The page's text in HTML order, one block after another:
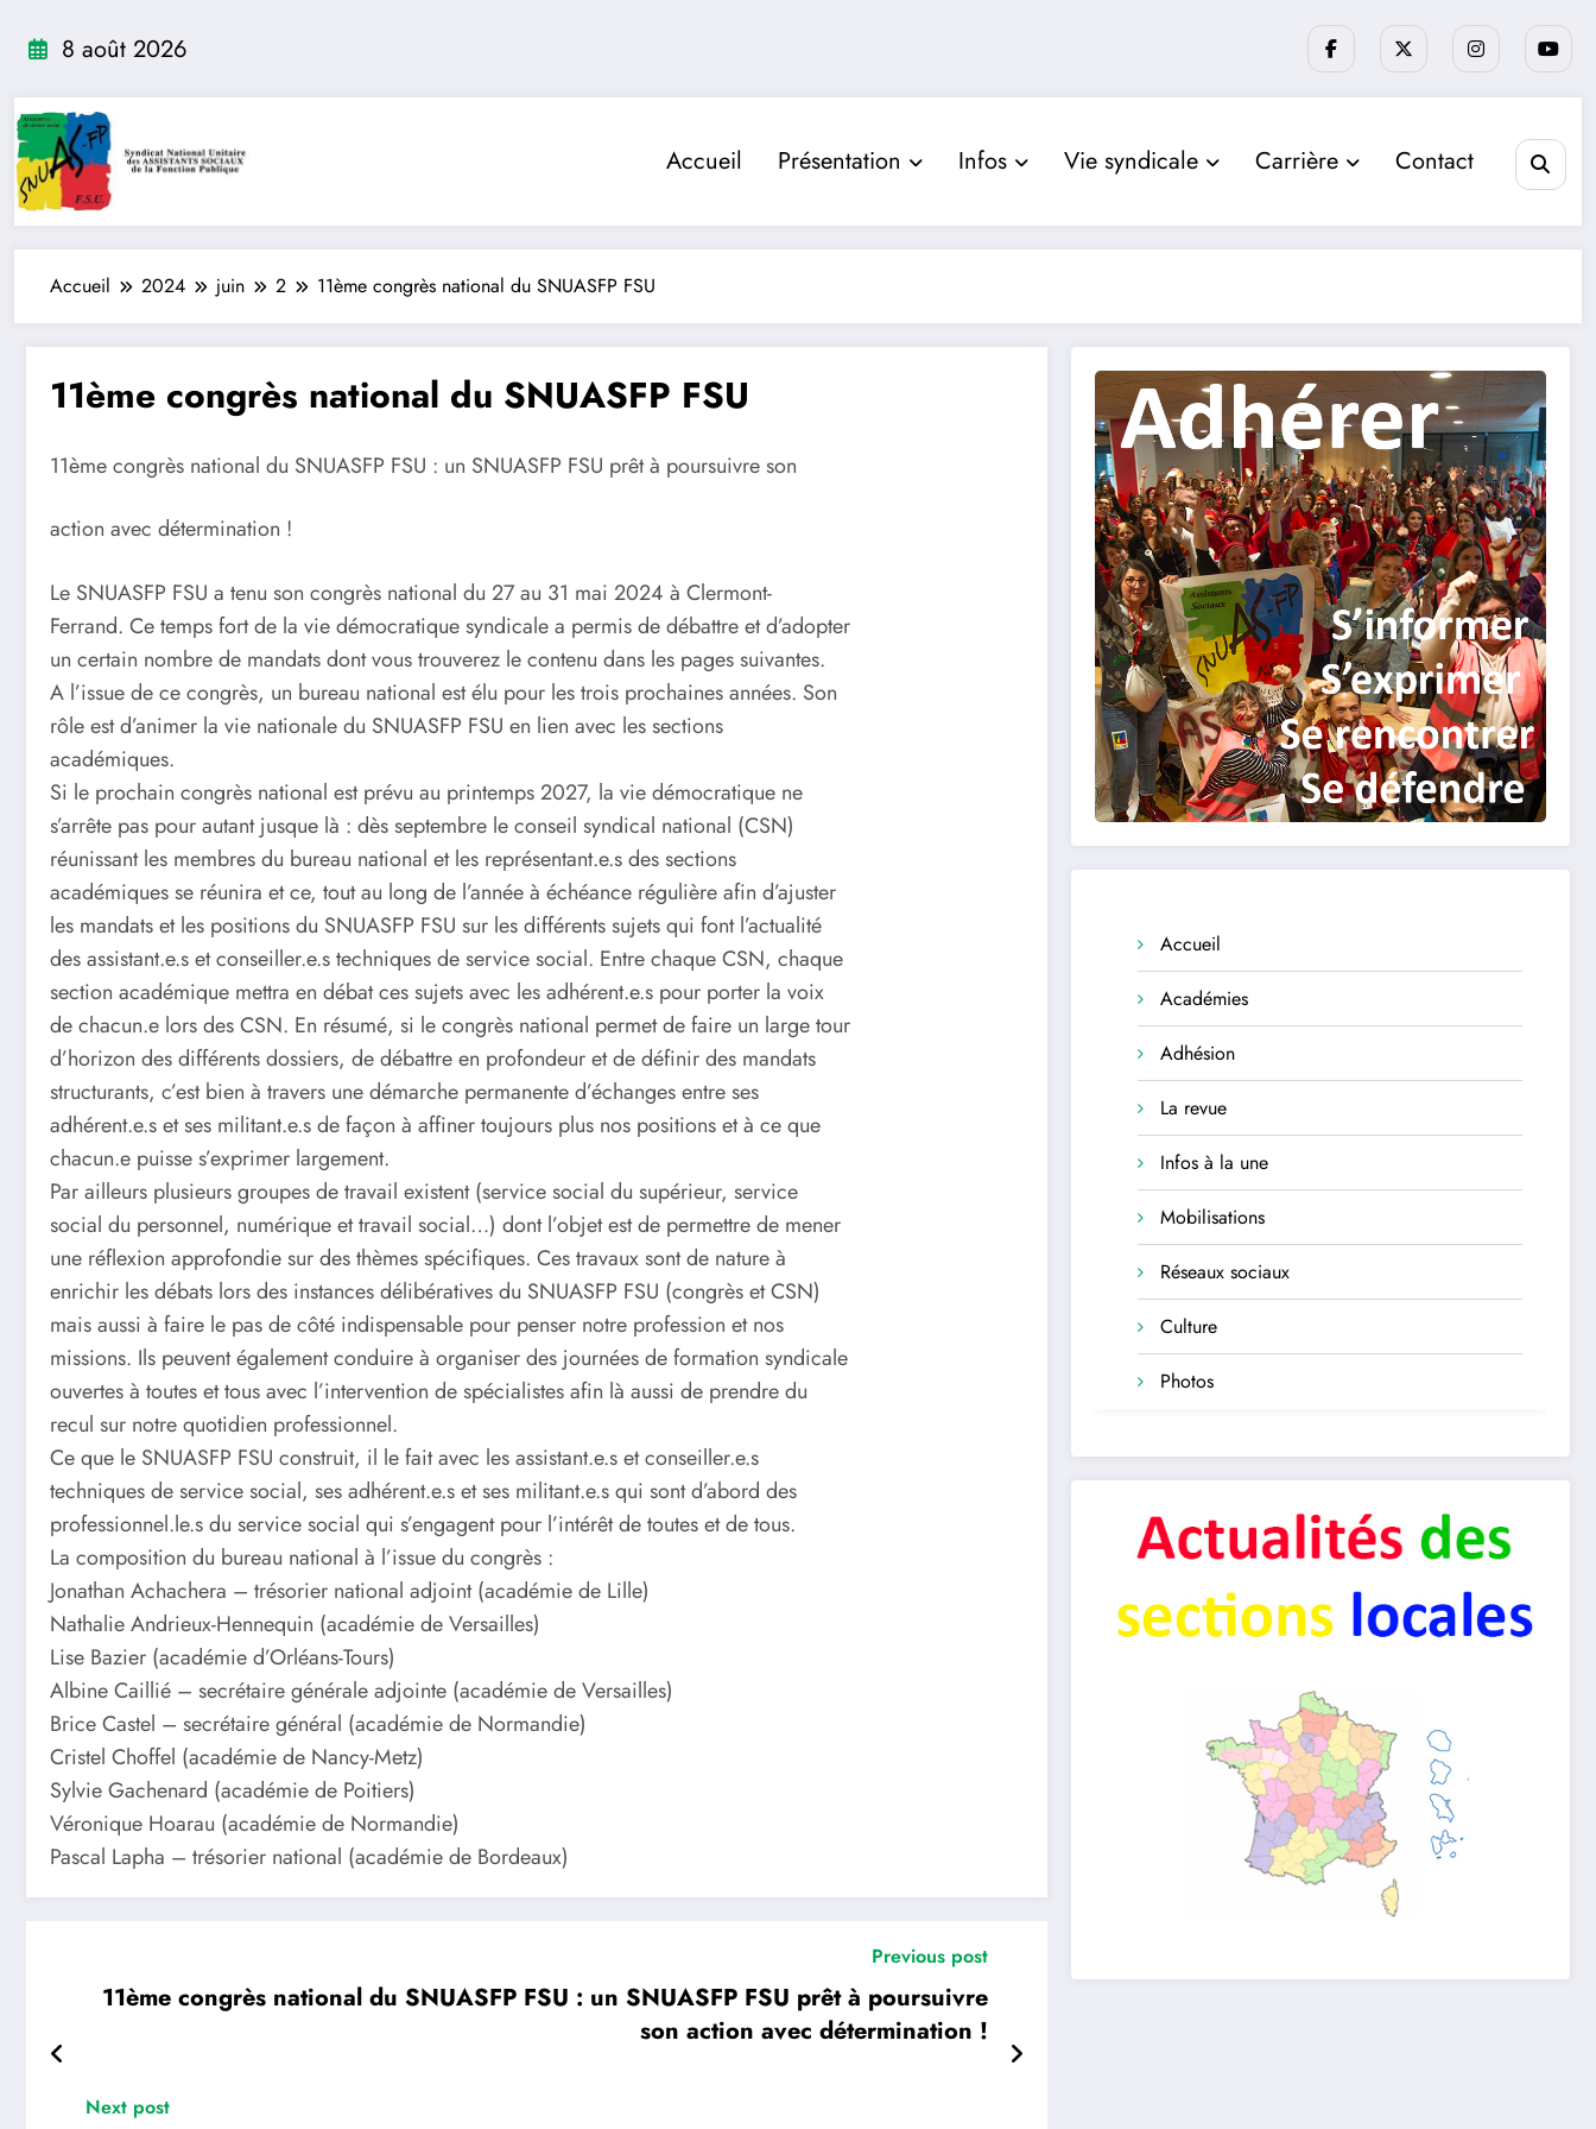
8 août 2026
Accueil Présentation Infos Vie syndicale Carrière Contact
Accueil 2024 juin 2 11ème congrès national du SNUASFP FSU
11ème congrès national du SNUASFP FSU
11ème congrès national du SNUASFP FSU : un SNUASFP FSU prêt à poursuivre son
action avec détermination !
Le SNUASFP FSU a tenu son congrès national du 27 au 31 mai 2024 à Clermont-
Ferrand. Ce temps fort de la vie démocratique syndicale a permis de débattre et d’adopter
un certain nombre de mandats dont vous trouverez le contenu dans les pages suivantes.
A l’issue de ce congrès, un bureau national est élu pour les trois prochaines années. Son
rôle est d’animer la vie nationale du SNUASFP FSU en lien avec les sections
académiques.
Si le prochain congrès national est prévu au printemps 2027, la vie démocratique ne
s’arrête pas pour autant jusque là : dès septembre le conseil syndical national (CSN)
réunissant les membres du bureau national et les représentant.e.s des sections
académiques se réunira et ce, tout au long de l’année à échéance régulière afin d’ajuster
les mandats et les positions du SNUASFP FSU sur les différents sujets qui font l’actualité
des assistant.e.s et conseiller.e.s techniques de service social. Entre chaque CSN, chaque
section académique mettra en débat ces sujets avec les adhérent.e.s pour porter la voix
de chacun.e lors des CSN. En résumé, si le congrès national permet de faire un large tour
d’horizon des différents dossiers, de débattre en profondeur et de définir des mandats
structurants, c’est bien à travers une démarche permanente d’échanges entre ses
adhérent.e.s et ses militant.e.s de façon à affiner toujours plus nos positions et à ce que
chacun.e puisse s’exprimer largement.
Par ailleurs plusieurs groupes de travail existent (service social du supérieur, service
social du personnel, numérique et travail social…) dont l’objet est de permettre de mener
une réflexion approfondie sur des thèmes spécifiques. Ces travaux sont de nature à
enrichir les débats lors des instances délibératives du SNUASFP FSU (congrès et CSN)
mais aussi à faire le pas de côté indispensable pour penser notre profession et nos
missions. Ils peuvent également conduire à organiser des journées de formation syndicale
ouvertes à toutes et tous avec l’intervention de spécialistes afin là aussi de prendre du
recul sur notre quotidien professionnel.
Ce que le SNUASFP FSU construit, il le fait avec les assistant.e.s et conseiller.e.s
techniques de service social, ses adhérent.e.s et ses militant.e.s qui sont d’abord des
professionnel.le.s du service social qui s’engagent pour l’intérêt de toutes et de tous.
La composition du bureau national à l’issue du congrès :
Jonathan Achachera – trésorier national adjoint (académie de Lille)
Nathalie Andrieux-Hennequin (académie de Versailles)
Lise Bazier (académie d’Orléans-Tours)
Albine Caillié – secrétaire générale adjointe (académie de Versailles)
Brice Castel – secrétaire général (académie de Normandie)
Cristel Choffel (académie de Nancy-Metz)
Sylvie Gachenard (académie de Poitiers)
Véronique Hoarau (académie de Normandie)
Pascal Lapha – trésorier national (académie de Bordeaux)
Previous post
11ème congrès national du SNUASFP FSU : un SNUASFP FSU prêt à poursuivre
son action avec détermination !
Next post
Accueil
Académies
Adhésion
La revue
Infos à la une
Mobilisations
Réseaux sociaux
Culture
Photos